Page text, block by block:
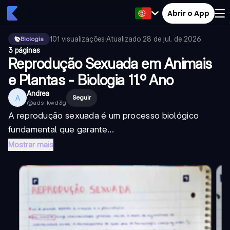
Abrir o App
Biologia 101 visualizações·Atualizado 28 de jul. de 2026·
3 páginas
Reprodução Sexuada em Animais
e Plantas - Biologia 11.º Ano
A Andrea
@ads_kwd3g
Seguir
A reprodução sexuada é um processo biológico
fundamental que garante...
Mostrar mais